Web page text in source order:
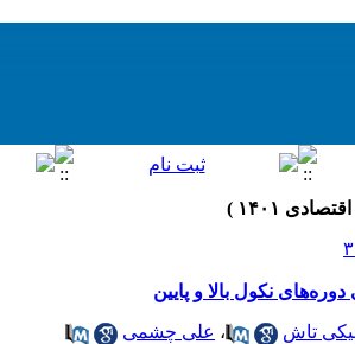
نکول بالا و پایین
تاش ، علی چشمی